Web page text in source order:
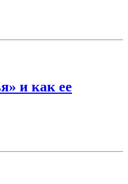
и как ее